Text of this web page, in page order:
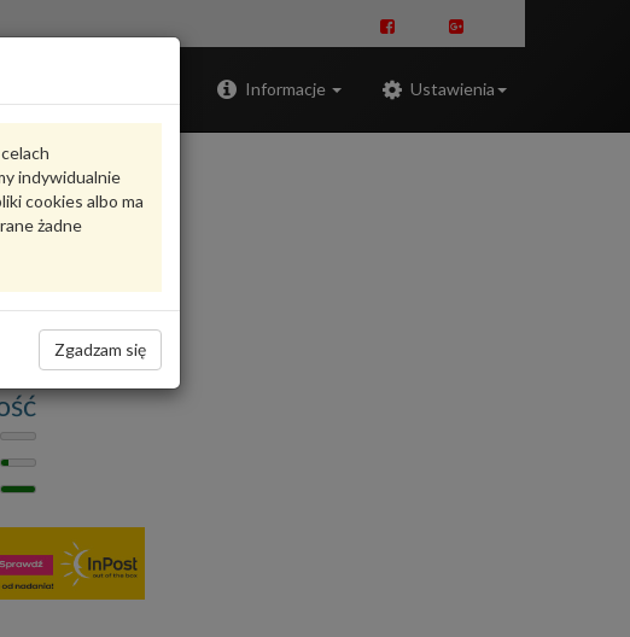
Informacje Ustawienia
indywidualnie
cookies albo ma
żadne
Zgadzam się